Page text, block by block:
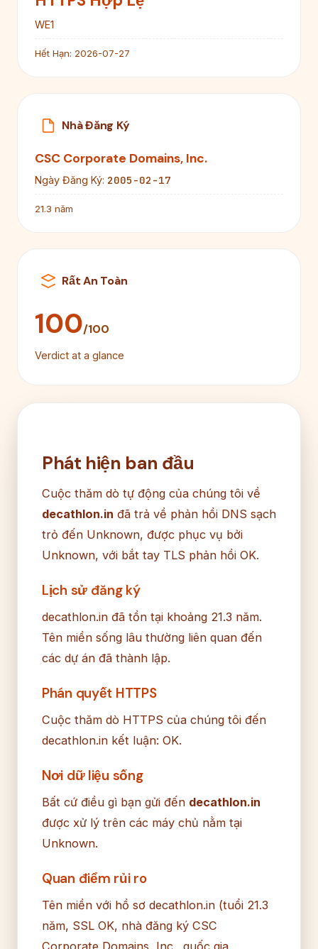
WE1
Hết Hạn: 2026-07-27
Nhà Đăng Ký
CSC Corporate Domains, Inc.
Ngày Đăng Ký: 2005-02-17
21.3 năm
Rất An Toàn
100/100
Verdict at a glance
Phát hiện ban đầu
Cuộc thăm dò tự động của chúng tôi về
decathlon.in đã trả về phản hồi DNS sạch
trỏ đến Unknown, được phục vụ bởi
Unknown, với bắt tay TLS phản hồi OK.
Lịch sử đăng ký
decathlon.in đã tồn tại khoảng 21.3 năm.
Tên miền sống lâu thường liên quan đến
các dự án đã thành lập.
Phán quyết HTTPS
Cuộc thăm dò HTTPS của chúng tôi đến
decathlon.in kết luận: OK.
Nơi dữ liệu sống
Bất cứ điều gì bạn gửi đến decathlon.in
được xử lý trên các máy chủ nằm tại
Unknown.
Quan điểm rủi ro
Tên miền với hồ sơ decathlon.in (tuổi 21.3
năm, SSL OK, nhà đăng ký CSC
Corporate Domains, Inc., quốc gia